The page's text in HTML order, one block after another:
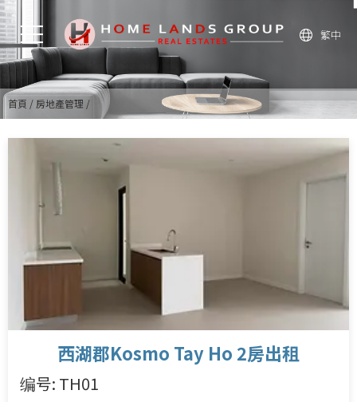
繁中
首頁 房地產管理
西湖郡Kosmo Tay Ho 2房出租
编号: TH01